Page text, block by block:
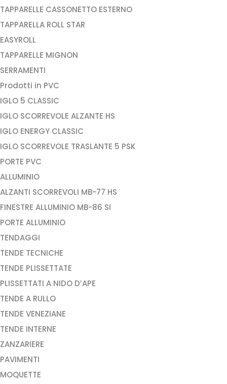
TAPPARELLE CASSONETTO ESTERNO
TAPPARELLA ROLL STAR
EASYROLL
TAPPARELLE MIGNON
SERRAMENTI
Prodotti in PVC
IGLO 5 CLASSIC
IGLO SCORREVOLE ALZANTE HS
IGLO ENERGY CLASSIC
IGLO SCORREVOLE TRASLANTE 5 PSK
PORTE PVC
ALLUMINIO
ALZANTI SCORREVOLI MB-77 HS
FINESTRE ALLUMINIO MB-86 SI
PORTE ALLUMINIO
TENDAGGI
TENDE TECNICHE
TENDE PLISSETTATE
PLISSETTATI A NIDO D’APE
TENDE A RULLO
TENDE VENEZIANE
TENDE INTERNE
ZANZARIERE
PAVIMENTI
MOQUETTE